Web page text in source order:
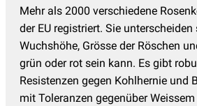
Mehr als 2000 verschiedene
der EU registriert. Sie
Wuchshöhe, Grösse der Röschen
grün oder rot sein kann. Es gibt
Resistenzen gegen Kohlhernie und
mit Toleranzen gegenüber